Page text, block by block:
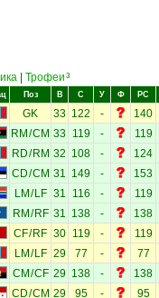
Трофеи 3
Поз В С У Ф РС
GK 33 122 - 140
RM /CM 33 119 - 119
RD/RM 32 108 - 124
CD/CM 31 149 - 153
LM /LF 31 116 - 119
RM /RF 31 138 - 138
CF/ RF 30 119 - 119
LM /LF 29 77 - 77
CM /CF 29 138 - 138
CD/CM 29 95 - 95